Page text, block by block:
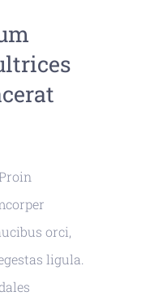
orci,
ligula.